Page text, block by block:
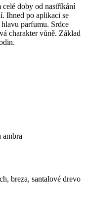
celé doby od nastříkání
Ihned po aplikaci se
parfumu. Srdce
charakter vůně. Základ
breza, santalové drevo